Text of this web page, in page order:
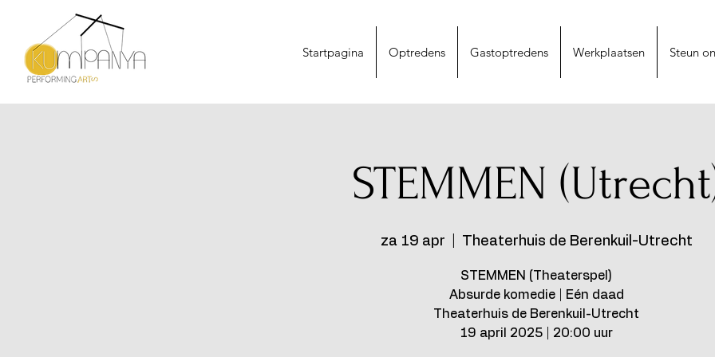
Startpagina Optredens Gastoptredens Werkplaatsen Steun
STEMMEN
za 19 apr Theaterhuis de Berenkuil-Utrecht
STEMMEN (Theaterspel)
Absurde komedie | Eén daad
Theaterhuis de Berenkuil-Utrecht
19 april 2025 | 20:00 uur